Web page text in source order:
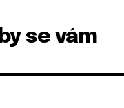
se vám